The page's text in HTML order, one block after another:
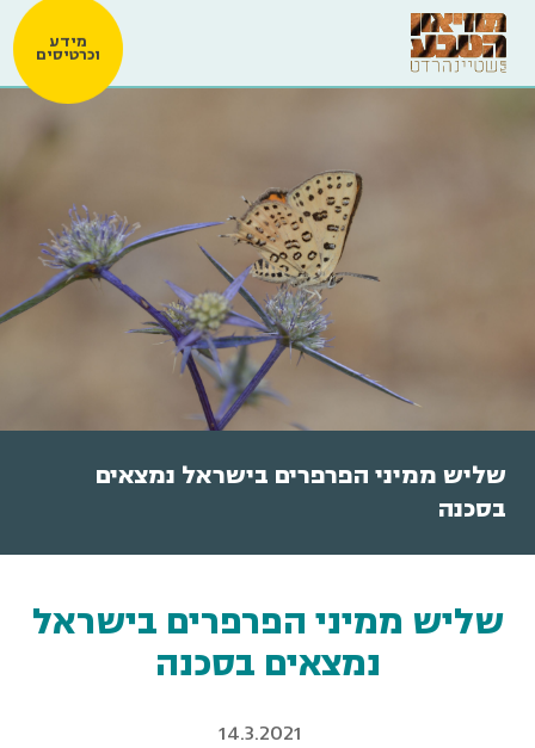
מידע
וכרטיסים
שליש ממיני הפרפרים בישראל נמצאים
בסכנה
שליש ממיני הפרפרים בישראל
נמצאים בסכנה
14.3.2021